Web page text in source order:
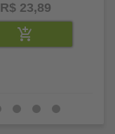
R$ 23,89